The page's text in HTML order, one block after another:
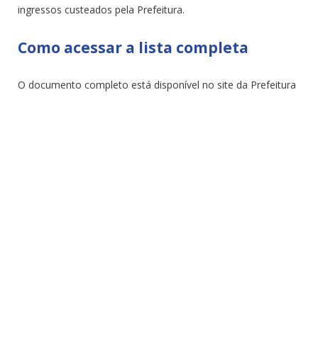
ingressos custeados pela Prefeitura.
Como acessar a lista completa
O documento completo está disponível no site da Prefeitura